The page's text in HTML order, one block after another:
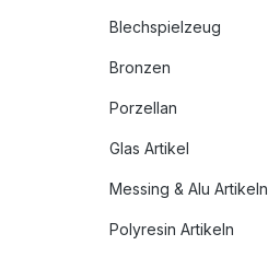
Blechspielzeug
Bronzen
Porzellan
Glas Artikel
Messing & Alu Artikeln
Polyresin Artikeln